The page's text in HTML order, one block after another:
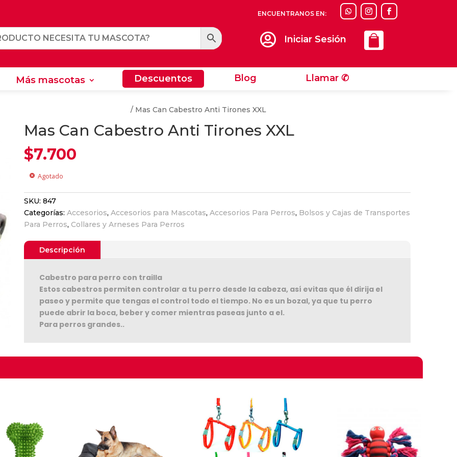
ENCUENTRANOS EN:
 Iniciar Sesión
Más mascotas Descuentos Blog Llamar ✆
Llamar ✆
/ Mas Can Cabestro Anti Tirones XXL
Mas Can Cabestro Anti Tirones XXL
$7.700
cancel Agotado
SKU: 847
Categorías: Accesorios, Accesorios para Mascotas, Accesorios Para Perros, Bolsos y Cajas de Transportes
Para Perros, Collares y Arneses Para Perros
Descripción
Cabestro para perro con trailla
Estos cabestros permiten controlar a tu perro desde la cabeza, así evitas que él dirija el
paseo y permite que tengas el control todo el tiempo. No es un bozal, ya que tu perro
puede abrir la boca, beber y comer mientras paseas junto a el.
Para perros grandes..